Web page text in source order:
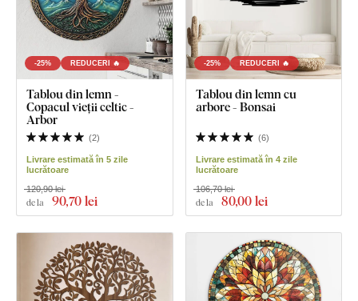
-25% REDUCERI 🔥
Tablou din lemn -
Copacul vieții celtic -
Arbor
(2)
Livrare estimată în 5 zile
lucrătoare
de la 90,70 lei
120,90 lei
-25% REDUCERI 🔥
Tablou din lemn cu
arbore - Bonsai
(6)
Livrare estimată în 4 zile
lucrătoare
de la 80,00 lei
106,70 lei